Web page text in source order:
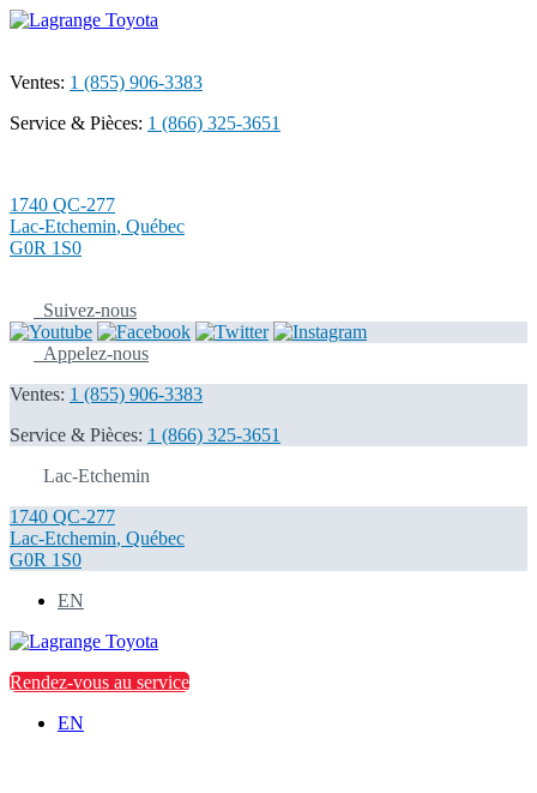
Ventes: 1 (855) 906-3383
Service & Pièces: 1 (866) 325-3651
1740 QC-277
Lac-Etchemin, Québec
G0R 1S0
Suivez-nous
Appelez-nous
Ventes: 1 (855) 906-3383
Service & Pièces: 1 (866) 325-3651
Lac-Etchemin
1740 QC-277
Lac-Etchemin, Québec
G0R 1S0
EN
Rendez-vous au service
EN